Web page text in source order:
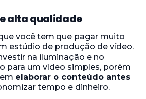
alta qualidade
você tem que pagar muito
estúdio de produção de vídeo.
na iluminação e no
para um vídeo simples, porém
elaborar o conteúdo antes
tempo e dinheiro.